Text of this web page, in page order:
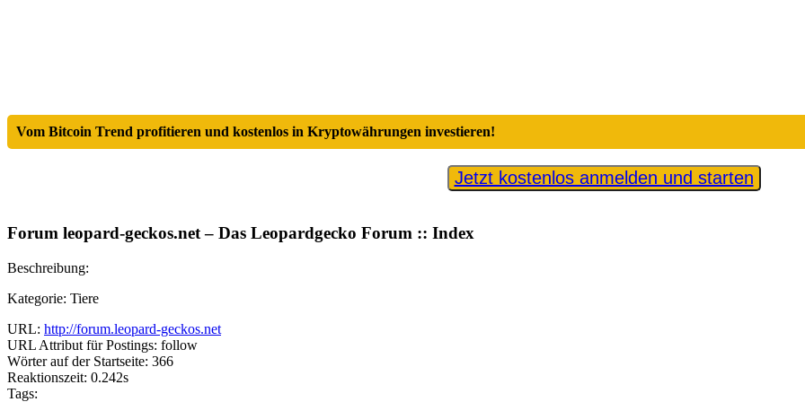
Vom Bitcoin Trend profitieren und kostenlos in Kryptowährungen investieren!
Jetzt kostenlos anmelden und starten
Forum leopard-geckos.net – Das Leopardgecko Forum :: Index
Beschreibung:
Kategorie: Tiere
URL: http://forum.leopard-geckos.net
URL Attribut für Postings: follow
Wörter auf der Startseite: 366
Reaktionszeit: 0.242s
Tags: